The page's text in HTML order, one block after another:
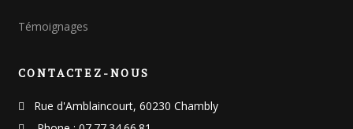
Témoignages
CONTACTEZ-NOUS
Rue d'Amblaincourt, 60230 Chambly